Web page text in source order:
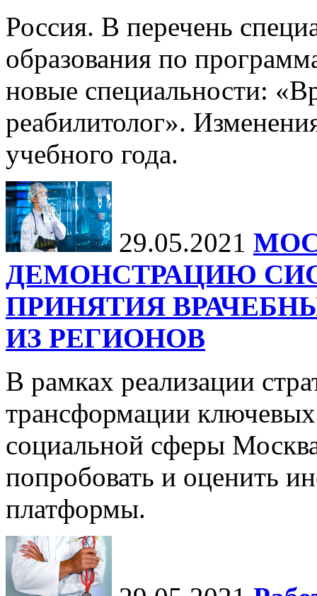
Россия. В перечень
образования по
новые специальности:
реабилитолог».
учебного года.
29.05.2021
ДЕМОНСТРАЦИЮ
ПРИНЯТИЯ
ИЗ РЕГИОНОВ
В рамках реализации
трансформации
социальной сферы
попробовать и оценить
платформы.